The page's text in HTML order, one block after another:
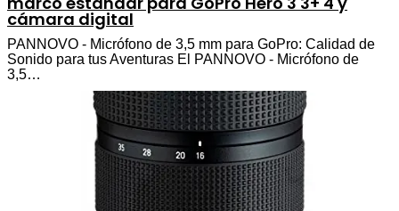
cámara digital
PANNOVO - Micrófono de 3,5 mm para GoPro: Calidad de
Sonido para tus Aventuras El PANNOVO - Micrófono de
3,5…